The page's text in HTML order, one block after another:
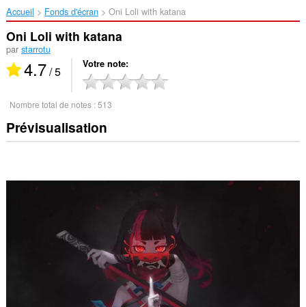
Accueil Fonds d'écran Oni Loli with katana‎
Oni Loli with katana
par starrotu
4.7/ 5 Votre note
Nombre total de notes :513
Prévisualisation